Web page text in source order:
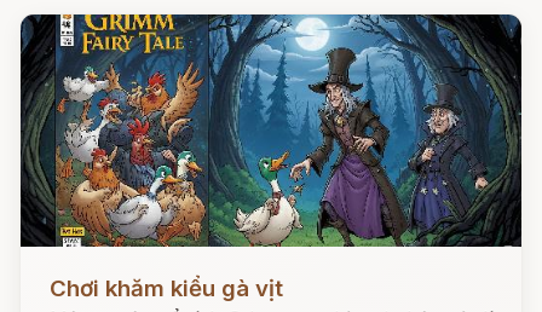
Chơi khăm kiểu gà vịt